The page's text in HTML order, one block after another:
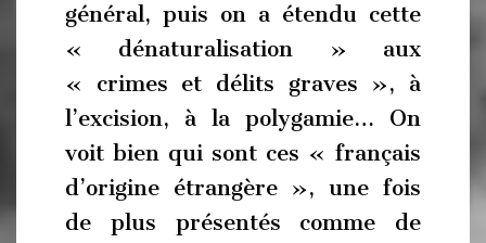
général, puis on a étendu cette
« dénaturalisation » aux
« crimes et délits graves », à
l’excision, à la polygamie… On
voit bien qui sont ces « français
d’origine étrangère », une fois
de plus présentés comme de